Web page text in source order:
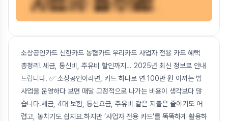
소상공인카드 신한카드 농협카드 우리카드 사업자 전용 카드 혜택
총정리! 세금, 통신비, 주유비 할인까지… 2025년 최신 정보로 안내
드립니다. ✅ 소상공인이라면, 카드 하나로 연 100만 원 아끼는 법
사업을 운영하다 보면 매달 고정적으로 나가는 비용이 생각보다 많
습니다.세금, 4대 보험, 통신요금, 주유비 같은 지출은 줄이기도 어
렵고, 놓치기도 쉽지요.하지만 ‘사업자 전용 카드’를 똑똑하게 활용하